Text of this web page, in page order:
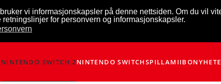
vi informasjonskapsler på denne nettsiden. Om du vil
for personvern og informasjonskapsler.
NINTENDO SWITCH 2NINTENDO SWITCHSPILLAMIIBO